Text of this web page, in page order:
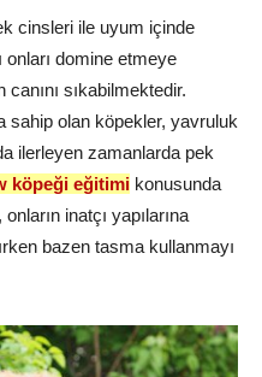
cinsleri ile uyum içinde
onları domine etmeye
sıkabilmektedir.
sahip olan köpekler, yavruluk
ilerleyen zamanlarda pek
köpeği eğitimi konusunda
inatçı yapılarına
bazen tasma kullanmayı